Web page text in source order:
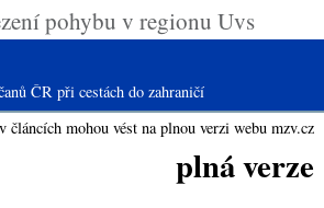
pohybu v regionu Uvs
ČR při cestách do zahraničí
článcích mohou vést na plnou verzi webu mzv.cz
plná verze